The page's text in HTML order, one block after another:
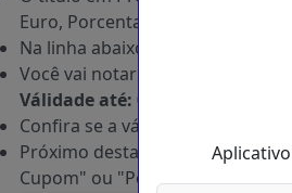
Euro, Porcentagem etc.
Na linha abaixo, mostra uma
Você vai notar que em cada
Válidade até: 07/08/2026
Confira se a válidade do Cupom
Próximo destas informações
Cupom" ou "Pegar Desconto"